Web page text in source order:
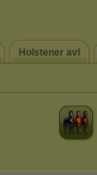
Holstener avl